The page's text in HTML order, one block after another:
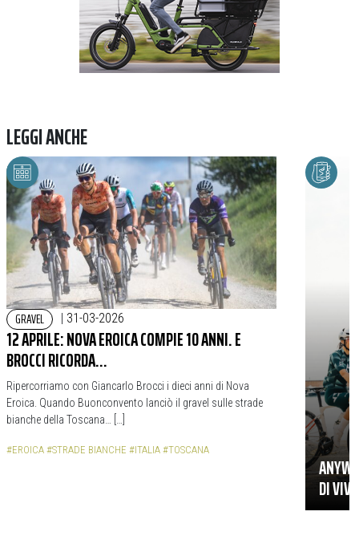
LEGGI ANCHE
GRAVEL | 31-03-2026
12 APRILE: NOVA EROICA COMPIE 10 ANNI. E
BROCCI RICORDA…
Ripercorriamo con Giancarlo Brocci i dieci anni di Nova
Eroica. Quando Buonconvento lanciò il gravel sulle strade
bianche della Toscana… […]
#EROICA #STRADE BIANCHE #ITALIA #TOSCANA
DI